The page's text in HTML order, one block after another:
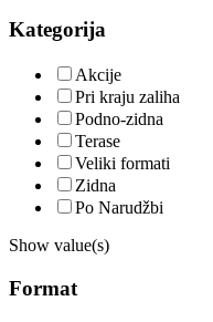
Kategorija
Akcije
Pri kraju zaliha
Podno-zidna
Terase
Veliki formati
Zidna
Po Narudžbi
Show value(s)
Format